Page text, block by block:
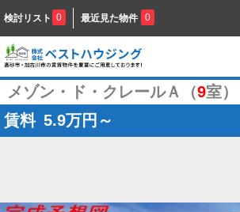
検討リスト 0 最近見た物件 0
メゾン・ド・クレールＡ（9室）
賃料 5.9万円～